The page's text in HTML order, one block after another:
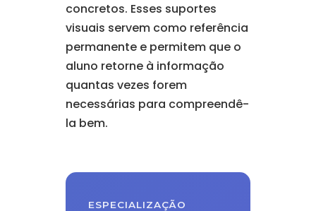
concretos. Esses suportes
visuais servem como referência
permanente e permitem que o
aluno retorne à informação
quantas vezes forem
necessárias para compreendê-
la bem.
ESPECIALIZAÇÃO